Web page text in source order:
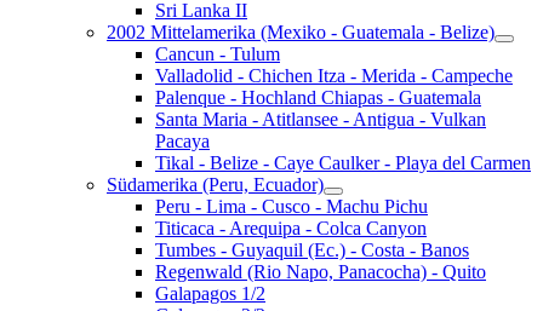
Sri Lanka II
2002 Mittelamerika (Mexiko - Guatemala - Belize)
Cancun - Tulum
Valladolid - Chichen Itza - Merida - Campeche
Palenque - Hochland Chiapas - Guatemala
Santa Maria - Atitlansee - Antigua - Vulkan
Pacaya
Tikal - Belize - Caye Caulker - Playa del Carmen
Südamerika (Peru, Ecuador)
Peru - Lima - Cusco - Machu Pichu
Titicaca - Arequipa - Colca Canyon
Tumbes - Guyaquil (Ec.) - Costa - Banos
Regenwald (Rio Napo, Panacocha) - Quito
Galapagos 1/2